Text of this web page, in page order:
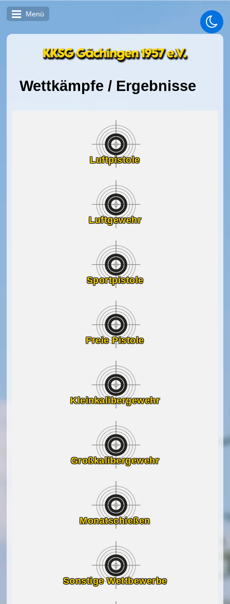
Menü
Wettkämpfe / Ergebnisse
Luftpistole
Luftgewehr
Sportpistole
Freie Pistole
Kleinkalibergewehr
Großkalibergewehr
Monatschießen
Sonstige Wettbewerbe